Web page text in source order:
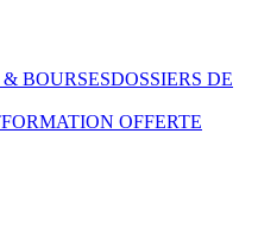
BOURSESDOSSIERS DE
FORMATION OFFERTE